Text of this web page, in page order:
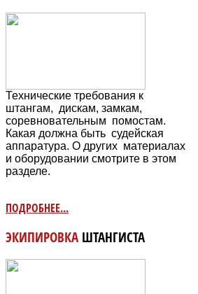
Технические требования к
штангам, дискам, замкам,
соревновательным помостам.
Какая должна быть судейская
аппаратура. О других материалах
и оборудовании смотрите в этом
разделе.
ПОДРОБНЕЕ...
ЭКИПИРОВКА ШТАНГИСТА